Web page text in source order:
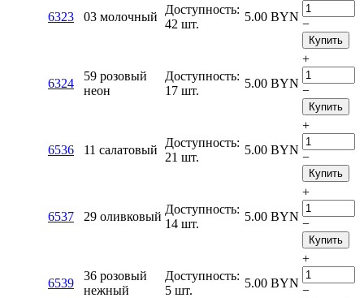
6323 03 молочный
Доступность:
42 шт.
5.00 BYN
−
Купить
6324
59 розовый
неон
Доступность:
17 шт.
5.00 BYN
+
−
Купить
6536 11 салатовый
Доступность:
21 шт.
5.00 BYN
+
−
Купить
6537 29 оливковый
Доступность:
14 шт.
5.00 BYN
+
−
Купить
6539
36 розовый
нежный
Доступность:
5 шт.
5.00 BYN
+
−